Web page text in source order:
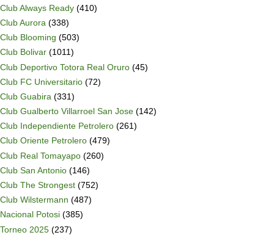
Club Always Ready (410)
Club Aurora (338)
Club Blooming (503)
Club Bolivar (1011)
Club Deportivo Totora Real Oruro (45)
Club FC Universitario (72)
Club Guabira (331)
Club Gualberto Villarroel San Jose (142)
Club Independiente Petrolero (261)
Club Oriente Petrolero (479)
Club Real Tomayapo (260)
Club San Antonio (146)
Club The Strongest (752)
Club Wilstermann (487)
Nacional Potosi (385)
Torneo 2025 (237)